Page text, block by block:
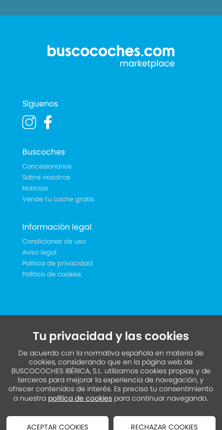
Síguenos
Buscoches
Concesionarios
Sobre nosotros
Noticias
Vende tu coche gratis
Información legal
Condiciones de uso
Aviso legal
Política de privacidad
Política de cookies
Tu privacidad y las cookies
De acuerdo con la normativa española en materia de
cookies, considerando que en la página web de
BUSCOCOCHES IBÉRICA, S.L. utilizamos cookies propias y de
terceros para mejorar la experiencia de navegación, y
ofrecer contenidos de interés. Es preciso tu consentimiento
a nuestra política de cookies para continuar navegando.
ACEPTAR COOKIES RECHAZAR COOKIES